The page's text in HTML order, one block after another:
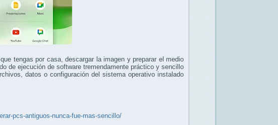
tengas por casa, descargar la imagen y preparar el medio
de ejecución de software tremendamente práctico y sencillo
datos o configuración del sistema operativo instalado
pcs-antiguos-nunca-fue-mas-sencillo/